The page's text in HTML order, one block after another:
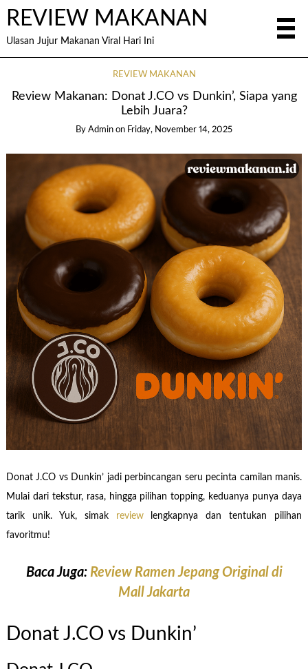
REVIEW MAKANAN
Ulasan Jujur Makanan Viral Hari Ini
REVIEW MAKANAN
Review Makanan: Donat J.CO vs Dunkin’, Siapa yang
Lebih Juara?
By Admin on Friday, November 14, 2025
Donat J.CO vs Dunkin’ jadi perbincangan seru pecinta camilan manis.
Mulai dari tekstur, rasa, hingga pilihan topping, keduanya punya daya
tarik unik. Yuk, simak
reviewlengkapnya dan tentukan pilihan
favoritmu!
Baca Juga: Review Ramen Jepang Original di
Mall Jakarta
Donat J.CO vs Dunkin’